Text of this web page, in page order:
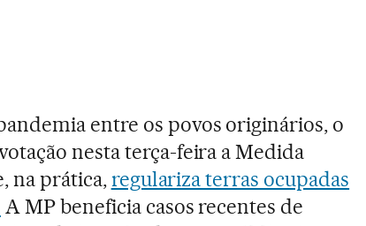
entre os povos originários, o
nesta terça-feira a Medida
na prática,regulariza terras ocupadas
A MP beneficia casos recentes de